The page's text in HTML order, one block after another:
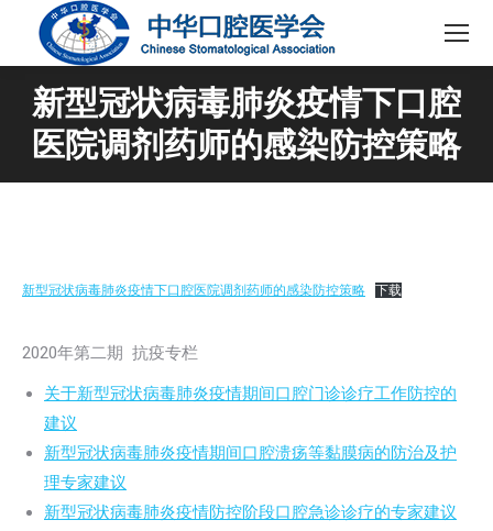
新型冠状病毒肺炎疫情下口腔
医院调剂药师的感染防控策略
新型冠状病毒肺炎疫情下口腔医院调剂药师的感染防控策略 下载
2020年第二期 抗疫专栏
关于新型冠状病毒肺炎疫情期间口腔门诊诊疗工作防控的
建议
新型冠状病毒肺炎疫情期间口腔溃疡等黏膜病的防治及护
理专家建议
新型冠状病毒肺炎疫情防控阶段口腔急诊诊疗的专家建议